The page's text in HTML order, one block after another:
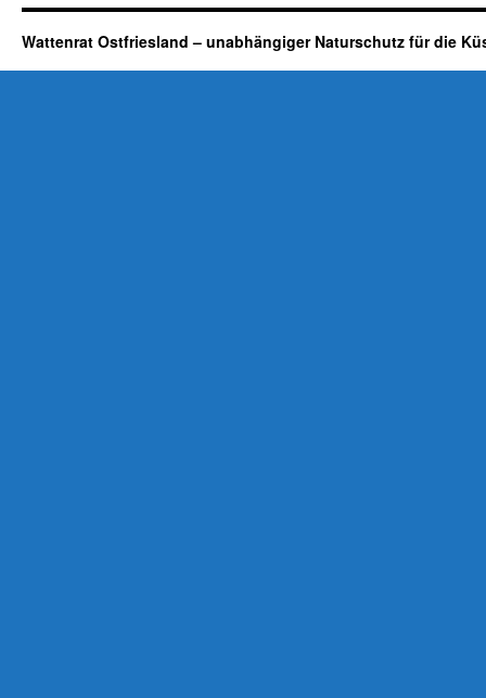
Wattenrat Ostfriesland – unabhängiger Naturschutz für die